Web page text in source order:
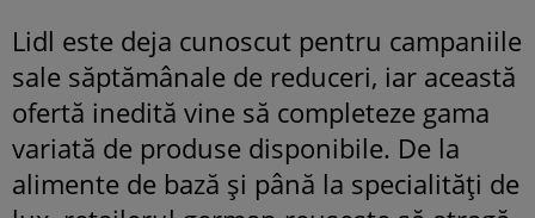
Lidl este deja cunoscut pentru campaniile
sale săptămânale de reduceri, iar această
ofertă inedită vine să completeze gama
variată de produse disponibile. De la
alimente de bază și până la specialități de